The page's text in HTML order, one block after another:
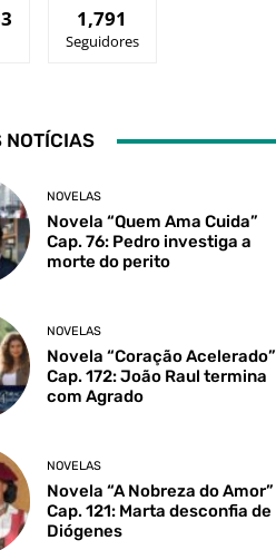
1,791
Seguidores
NOTÍCIAS
NOVELAS
Novela “Quem Ama Cuida”
Cap. 76: Pedro investiga a
morte do perito
NOVELAS
Novela “Coração Acelerado”
Cap. 172: João Raul termina
com Agrado
NOVELAS
Novela “A Nobreza do Amor”
Cap. 121: Marta desconfia de
Diógenes